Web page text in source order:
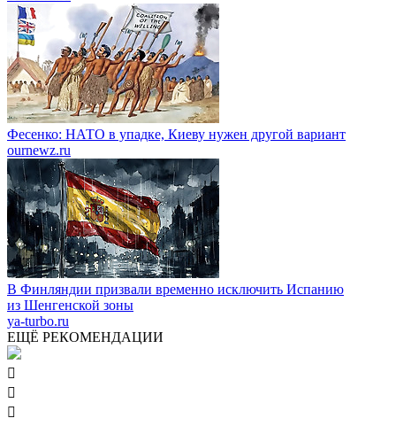
Фесенко: НАТО в упадке, Киеву нужен другой вариант
ournewz.ru
В Финляндии призвали временно исключить Испанию
из Шенгенской зоны
ya-turbo.ru
ЕЩЁ РЕКОМЕНДАЦИИ


